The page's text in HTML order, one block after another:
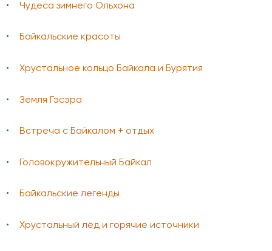
Чудеса зимнего Ольхона
Байкальские красоты
Хрустальное кольцо Байкала и Бурятия
Земля Гэсэра
Встреча с Байкалом + отдых
Головокружительный Байкал
Байкальские легенды
Хрустальный лёд и горячие источники